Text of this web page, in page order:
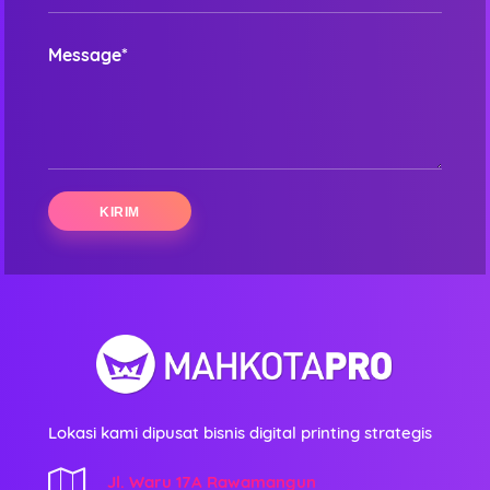
Message*
Lokasi kami dipusat bisnis digital printing strategis
Jl. Waru 17A Rawamangun